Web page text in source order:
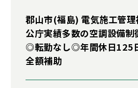
郡山市(福島) 電気施工管
公庁実績多数の空調設備
◎転勤なし◎年間休日125
全額補助